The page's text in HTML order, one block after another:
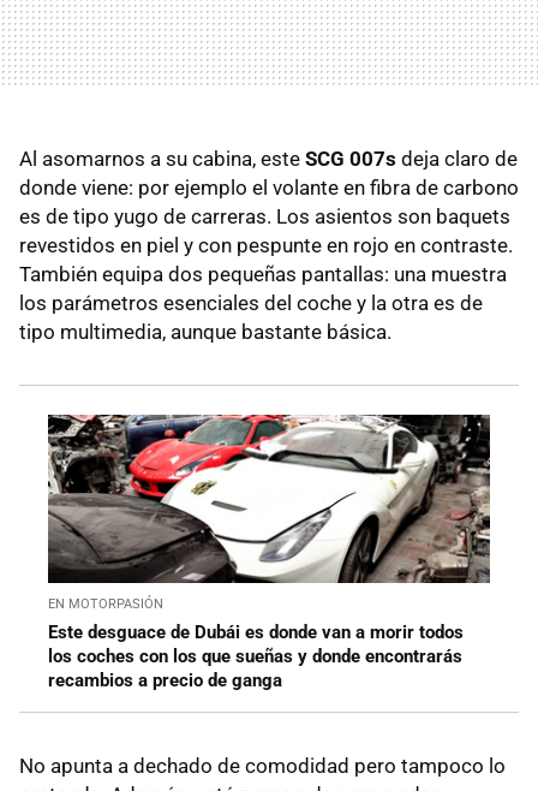
Al asomarnos a su cabina, este SCG 007s deja claro de
donde viene: por ejemplo el volante en fibra de carbono
es de tipo yugo de carreras. Los asientos son baquets
revestidos en piel y con pespunte en rojo en contraste.
También equipa dos pequeñas pantallas: una muestra
los parámetros esenciales del coche y la otra es de
tipo multimedia, aunque bastante básica.
EN MOTORPASIÓN
Este desguace de Dubái es donde van a morir todos
los coches con los que sueñas y donde encontrarás
recambios a precio de ganga
No apunta a dechado de comodidad pero tampoco lo